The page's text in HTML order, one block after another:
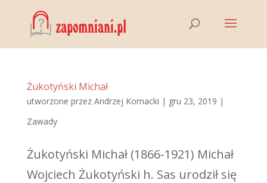
Żukotyński Michał
utworzone przez Andrzej Kornacki | gru 23, 2019 |
Zawady
Żukotyński Michał (1866-1921) Michał
Wojciech Żukotyński h. Sas urodził się